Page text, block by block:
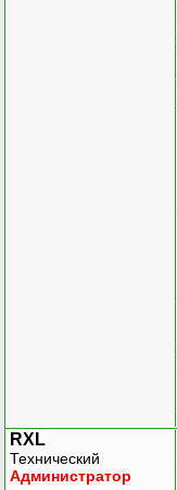
RXL
Технический
Администратор